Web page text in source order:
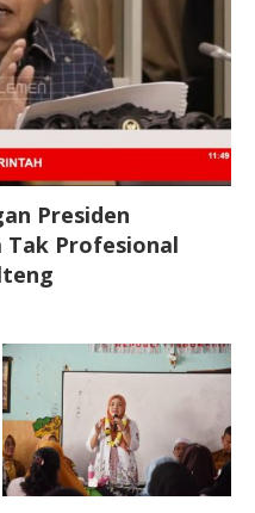
Presiden
Tak Profesional